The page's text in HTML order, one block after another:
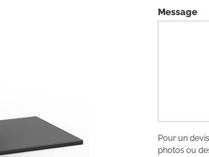
Message
Pour un
photos ou